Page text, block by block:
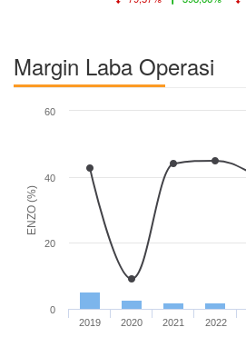
Margin Laba Operasi
ENZO (%)
2019 2020 2021 2022
0
20
40
60